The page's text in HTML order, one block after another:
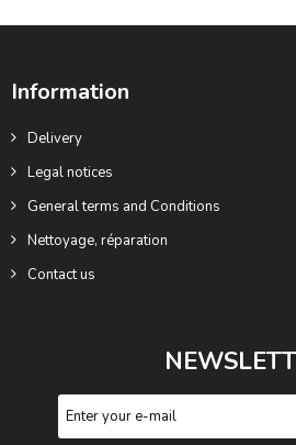
Information
Delivery
Legal notices
General terms and Conditions
Nettoyage, réparation
Contact us